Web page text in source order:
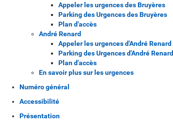
Appeler les urgences des Bruyères
Parking des Urgences des Bruyères
Plan d'accès
André Renard
Appeler les urgences d'André Renard
Parking des Urgences d'André Renard
Plan d'accès
En savoir plus sur les urgences
Numéro général
Accessibilité
Présentation